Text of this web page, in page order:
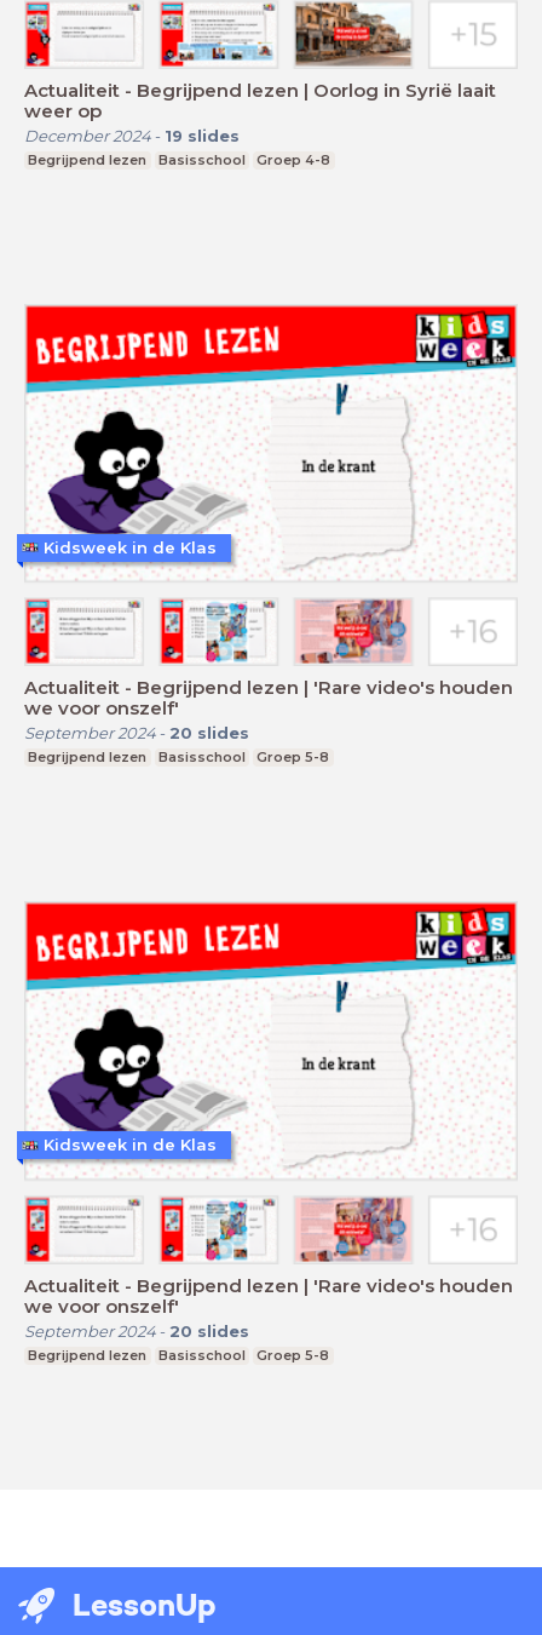
Actualiteit - Begrijpend lezen | Oorlog in Syrië laait
weer op
December 2024- 19 slides
Begrijpend lezen Basisschool Groep 4-8
Actualiteit - Begrijpend lezen | 'Rare video's houden
we voor onszelf'
September 2024- 20 slides
Begrijpend lezen Basisschool Groep 5-8
Kidsweek in de Klas
Actualiteit - Begrijpend lezen | 'Rare video's houden
we voor onszelf'
September 2024- 20 slides
Begrijpend lezen Basisschool Groep 5-8
Kidsweek in de Klas
LessonUp